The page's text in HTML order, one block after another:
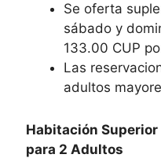
Se oferta
sábado y
133.00 CUP
Las
adultos
Habitación Superior
para 2 Adultos